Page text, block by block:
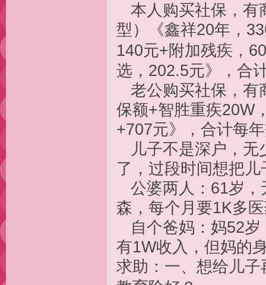
本人购买社保，有
型）《鑫祥20年，
140元+附加残疾，
选，202.5元》，合
老公购买社保，有
保额+智胜重疾20W
+707元》，合计每
儿子不是深户，无
了，过段时间想把
公婆两人：61岁，
森，每个月要1K多
自个爸妈：妈52岁
有1W收入，但妈的
求助：一、想给儿